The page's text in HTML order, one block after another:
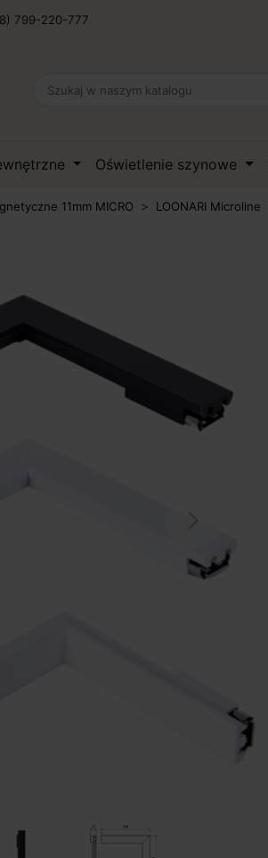
799-220-777
Oświetlenie szynowe
11mm MICRO LOONARI Microline